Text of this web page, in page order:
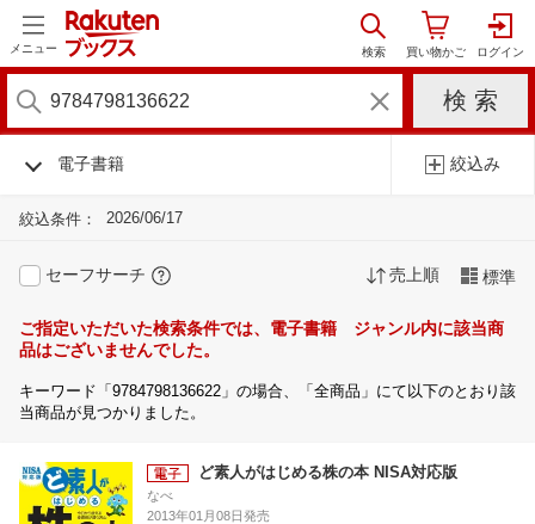
メニュー
電子書籍 絞込み
絞込条件： 2026/06/17
セーフサーチ 売上順 標準
ご指定いただいた検索条件では、電子書籍 ジャンル内に該当商
品はございませんでした。
キーワード「9784798136622」の場合、「全商品」にて以下のとおり該
当商品が見つかりました。
ど素人がはじめる株の本 NISA対応版
なべ
2013年01月08日発売